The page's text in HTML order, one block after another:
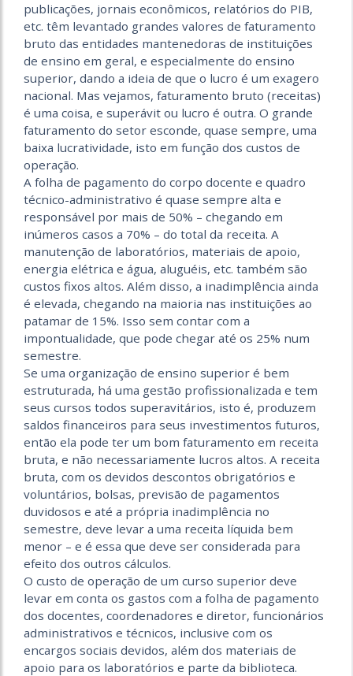
publicações, jornais econômicos, relatórios do PIB,
etc. têm levantado grandes valores de faturamento
bruto das entidades mantenedoras de instituições
de ensino em geral, e especialmente do ensino
superior, dando a ideia de que o lucro é um exagero
nacional. Mas vejamos, faturamento bruto (receitas)
é uma coisa, e superávit ou lucro é outra. O grande
faturamento do setor esconde, quase sempre, uma
baixa lucratividade, isto em função dos custos de
operação.
A folha de pagamento do corpo docente e quadro
técnico-administrativo é quase sempre alta e
responsável por mais de 50% – chegando em
inúmeros casos a 70% – do total da receita. A
manutenção de laboratórios, materiais de apoio,
energia elétrica e água, aluguéis, etc. também são
custos fixos altos. Além disso, a inadimplência ainda
é elevada, chegando na maioria nas instituições ao
patamar de 15%. Isso sem contar com a
impontualidade, que pode chegar até os 25% num
semestre.
Se uma organização de ensino superior é bem
estruturada, há uma gestão profissionalizada e tem
seus cursos todos superavitários, isto é, produzem
saldos financeiros para seus investimentos futuros,
então ela pode ter um bom faturamento em receita
bruta, e não necessariamente lucros altos. A receita
bruta, com os devidos descontos obrigatórios e
voluntários, bolsas, previsão de pagamentos
duvidosos e até a própria inadimplência no
semestre, deve levar a uma receita líquida bem
menor – e é essa que deve ser considerada para
efeito dos outros cálculos.
O custo de operação de um curso superior deve
levar em conta os gastos com a folha de pagamento
dos docentes, coordenadores e diretor, funcionários
administrativos e técnicos, inclusive com os
encargos sociais devidos, além dos materiais de
apoio para os laboratórios e parte da biblioteca.